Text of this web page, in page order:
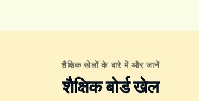
शैक्षिक खेलों के बारे में और जानें
शैक्षिक बोर्ड खेल